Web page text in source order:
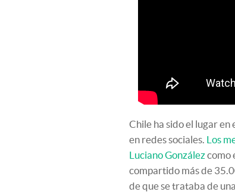
Chile ha sido el lugar en
en redes sociales. Los
Luciano Gonzálezcomo
compartido más de
de que se trataba de